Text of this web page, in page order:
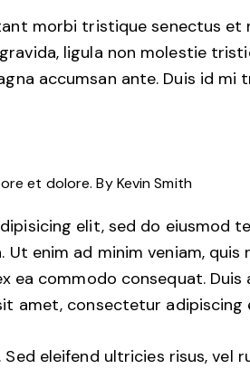
morbi tristique senectus et
ligula non molestie
accumsan ante. Duis id mi
et dolore. ByKevin Smith
elit, sed do eiusmod
enim ad minim veniam, quis
ea commodo consequat. Duis
amet, consectetur adipiscing
eleifend ultricies risus, vel